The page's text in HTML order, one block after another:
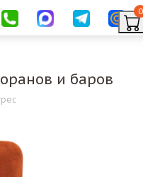
0
и баров